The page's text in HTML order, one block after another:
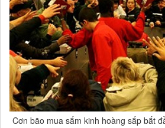
Cơn bão mua sắm kinh hoàng sắp bắt